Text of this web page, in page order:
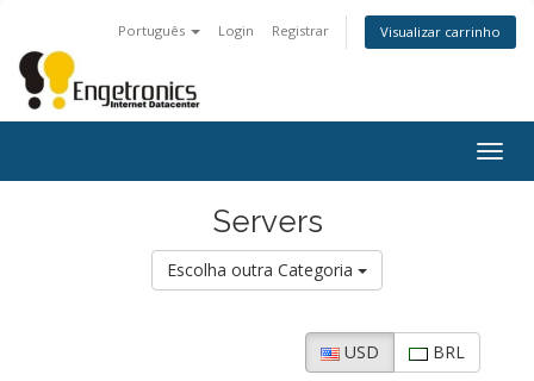
Português Login Registrar Visualizar carrinho
Servers
Escolha outra Categoria
USD BRL